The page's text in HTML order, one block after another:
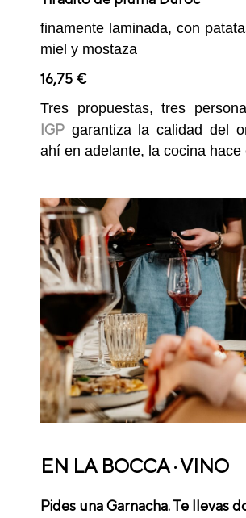
finamente laminada, con
miel y mostaza
16,75 €
Tres propuestas, tres
IGP garantiza la calidad del
ahí en adelante, la cocina hace
EN LA BOCCA · VINO
Pides una Garnacha. Te llevas